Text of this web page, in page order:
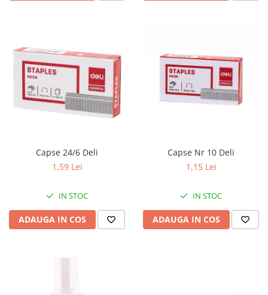
Capse 24/6 Deli
1,59 Lei
IN STOC
ADAUGA IN COS
Capse Nr 10 Deli
1,15 Lei
IN STOC
ADAUGA IN COS